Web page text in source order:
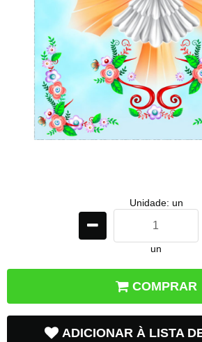
Unidade: un
un
COMPRAR
ADICIONAR À LISTA